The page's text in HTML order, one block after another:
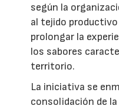
según la
al tejido
prolongar la
los sabores
territorio.
La iniciativa se
consolidación de